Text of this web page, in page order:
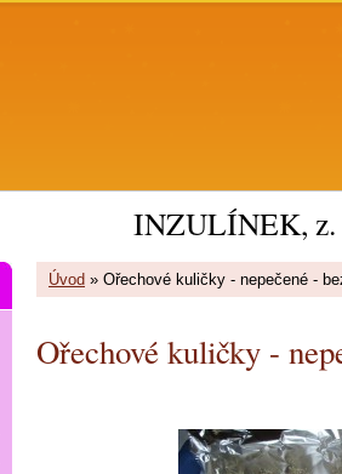
INZULÍNEK, z.
Úvod » Ořechové kuličky - nepečené -
Ořechové kuličky -